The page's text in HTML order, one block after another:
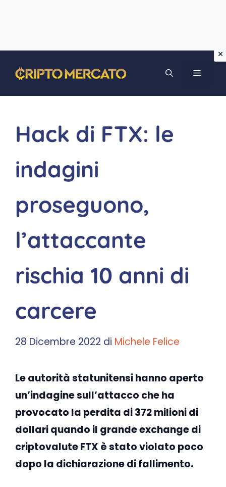
contenuto
MENU
Hack di FTX: le
indagini
proseguono,
l’attaccante
rischia 10 anni di
carcere
28 Dicembre 2022 di Michele Felice
Le autorità statunitensi hanno aperto
un’indagine sull’attacco che ha
provocato la perdita di 372 milioni di
dollari quando il grande exchange di
criptovalute FTX è stato violato poco
dopo la dichiarazione di fallimento.